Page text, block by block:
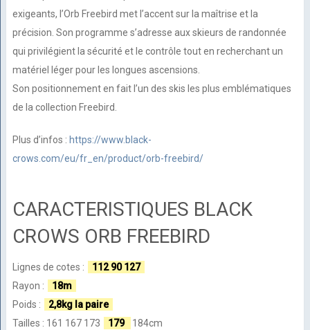
exigeants, l’Orb Freebird met l’accent sur la maîtrise et la
précision. Son programme s’adresse aux skieurs de randonnée
qui privilégient la sécurité et le contrôle tout en recherchant un
matériel léger pour les longues ascensions.
Son positionnement en fait l’un des skis les plus emblématiques
de la collection Freebird.
Plus d’infos : https://www.black-
crows.com/eu/fr_en/product/orb-freebird/
CARACTERISTIQUES BLACK
CROWS ORB FREEBIRD
Lignes de cotes :
112 90 127
Rayon :
18m
Poids :
2,8kg la paire
Tailles : 161 167 173
179
184cm